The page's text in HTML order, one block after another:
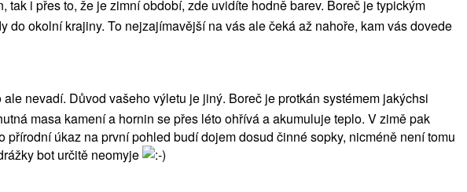
i přes to, že je zimní období, zde uvidíte hodně barev. Boreč je typickým
okolní krajiny. To nejzajímavější na vás ale čeká až nahoře, kam vás dovede
nevadí. Důvod vašeho výletu je jiný. Boreč je protkán systémem jakýchsi
masa kamení a hornin se přes léto ohřívá a akumuluje teplo. V zimě pak
úkaz na první pohled budí dojem dosud činné sopky, nicméně není tomu
bot určitě neomyje